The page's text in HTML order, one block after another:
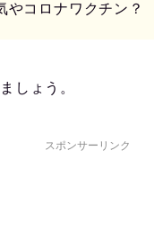
やコロナワクチン？
しょう。
スポンサーリンク